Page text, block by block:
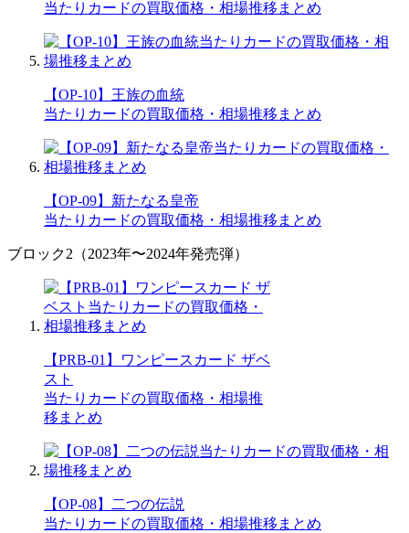
当たりカードの買取価格・相場推移まとめ
【OP-10】王族の血統
当たりカードの買取価格・相場推移まとめ
【OP-09】新たなる皇帝
当たりカードの買取価格・相場推移まとめ
ブロック2（2023年〜2024年発売弾）
【PRB-01】ワンピースカード ザベ
スト
当たりカードの買取価格・相場推
移まとめ
【OP-08】二つの伝説
当たりカードの買取価格・相場推移まとめ